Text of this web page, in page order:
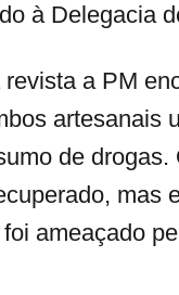
à Delegacia
a PM
artesanais
de drogas.
mas
ameaçado